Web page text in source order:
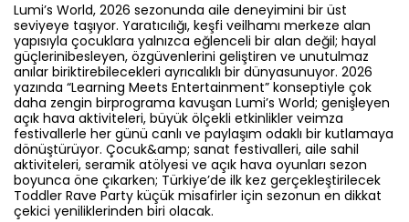
Lumi’s World, 2026 sezonunda aile deneyimini bir üst
seviyeye taşıyor. Yaratıcılığı, keşfi veilhamı merkeze alan
yapısıyla çocuklara yalnızca eğlenceli bir alan değil; hayal
güçlerinibesleyen, özgüvenlerini geliştiren ve unutulmaz
anılar biriktirebilecekleri ayrıcalıklı bir dünyasunuyor. 2026
yazında “Learning Meets Entertainment” konseptiyle çok
daha zengin birprograma kavuşan Lumi’s World; genişleyen
açık hava aktiviteleri, büyük ölçekli etkinlikler veimza
festivallerle her günü canlı ve paylaşım odaklı bir kutlamaya
dönüştürüyor. Çocuk&amp; sanat festivalleri, aile sahil
aktiviteleri, seramik atölyesi ve açık hava oyunları sezon
boyunca öne çıkarken; Türkiye’de ilk kez gerçekleştirilecek
Toddler Rave Party küçük misafirler için sezonun en dikkat
çekici yeniliklerinden biri olacak.